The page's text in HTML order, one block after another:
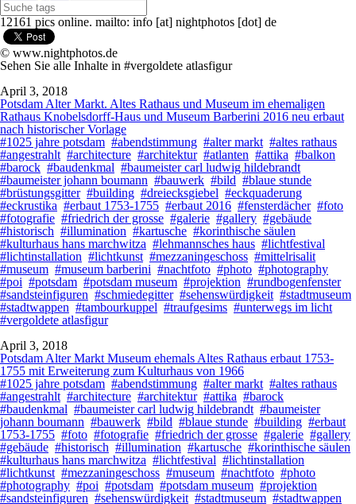
12161 pics online. mailto: info [at] nightphotos [dot] de
© www.nightphotos.de
Sehen Sie alle Inhalte in #vergoldete atlasfigur
April 3, 2018
Potsdam Alter Markt. Altes Rathaus und Museum im ehemaligen
Rathaus Knobelsdorff-Haus und Museum Barberini 2016 neu erbaut
nach historischer Vorlage
#1025 jahre potsdam #abendstimmung #alter markt #altes rathaus
#angestrahlt #architecture #architektur #atlanten #attika #balkon
#barock #baudenkmal #baumeister carl ludwig hildebrandt
#baumeister johann boumann #bauwerk #bild #blaue stunde
#brüstungsgitter #building #dreiecksgiebel #eckquaderung
#eckrustika #erbaut 1753-1755 #erbaut 2016 #fensterdächer #foto
#fotografie #friedrich der grosse #galerie #gallery #gebäude
#historisch #illumination #kartusche #korinthische säulen
#kulturhaus hans marchwitza #lehmannsches haus #lichtfestival
#lichtinstallation #lichtkunst #mezzaningeschoss #mittelrisalit
#museum #museum barberini #nachtfoto #photo #photography
#poi #potsdam #potsdam museum #projektion #rundbogenfenster
#sandsteinfiguren #schmiedegitter #sehenswürdigkeit #stadtmuseum
#stadtwappen #tambourkuppel #traufgesims #unterwegs im licht
#vergoldete atlasfigur
April 3, 2018
Potsdam Alter Markt Museum ehemals Altes Rathaus erbaut 1753-
1755 mit Erweiterung zum Kulturhaus von 1966
#1025 jahre potsdam #abendstimmung #alter markt #altes rathaus
#angestrahlt #architecture #architektur #attika #barock
#baudenkmal #baumeister carl ludwig hildebrandt #baumeister
johann boumann #bauwerk #bild #blaue stunde #building #erbaut
1753-1755 #foto #fotografie #friedrich der grosse #galerie #gallery
#gebäude #historisch #illumination #kartusche #korinthische säulen
#kulturhaus hans marchwitza #lichtfestival #lichtinstallation
#lichtkunst #mezzaningeschoss #museum #nachtfoto #photo
#photography #poi #potsdam #potsdam museum #projektion
#sandsteinfiguren #sehenswürdigkeit #stadtmuseum #stadtwappen